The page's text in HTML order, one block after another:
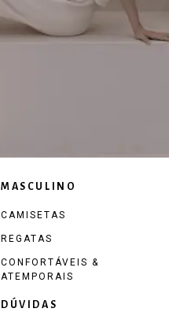
MASCULINO
CAMISETAS
REGATAS
CONFORTÁVEIS &
ATEMPORAIS
DÚVIDAS